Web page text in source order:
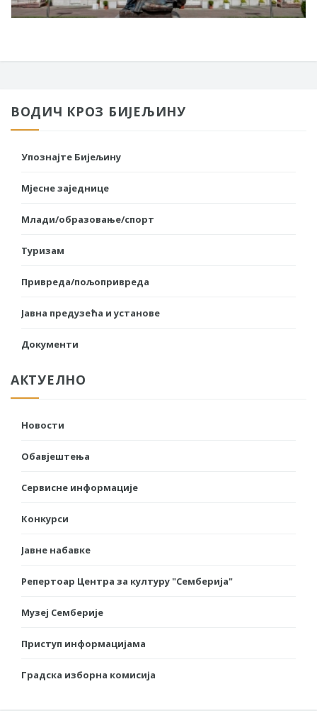
ВОДИЧ КРОЗ БИЈЕЉИНУ
Упознајте Бијељину
Мјесне заједнице
Млади/образовање/спорт
Туризам
Привреда/пољопривреда
Јавна предузећа и установе
Документи
АКТУЕЛНО
Новости
Обавјештења
Сервисне информације
Конкурси
Јавне набавке
Репертоар Центра за културу "Семберија"
Музеј Семберије
Приступ информацијама
Градска изборна комисија